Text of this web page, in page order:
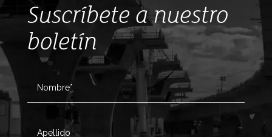
Suscríbete a nuestro
boletín